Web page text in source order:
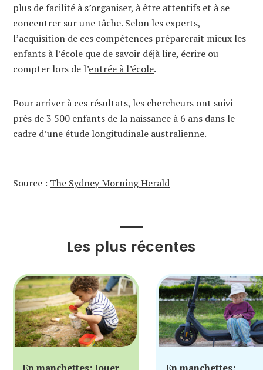
plus de facilité à s’organiser, à être attentifs et à se
concentrer sur une tâche. Selon les experts,
l’acquisition de ces compétences préparerait mieux les
enfants à l’école que de savoir déjà lire, écrire ou
compter lors de l’entrée à l’école.
Pour arriver à ces résultats, les chercheurs ont suivi
près de 3 500 enfants de la naissance à 6 ans dans le
cadre d’une étude longitudinale australienne.
Source : The Sydney Morning Herald
Les plus récentes